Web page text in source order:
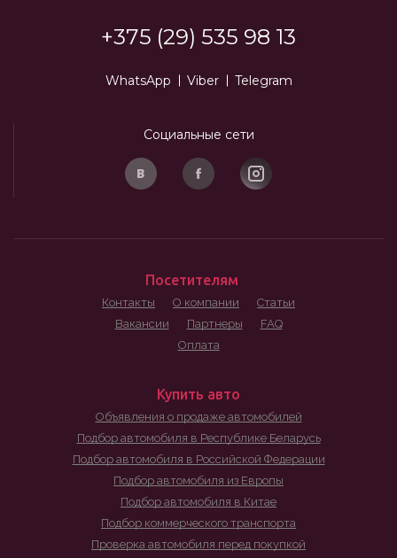
+375 (29) 535 98 13
WhatsApp Viber Telegram
Социальные сети
Посетителям
Контакты О компании
Статьи
Вакансии
Партнеры
FAQ
Оплата
Купить авто
Объявления о продаже автомобилей
Подбор автомобиля в Республике Беларусь
Подбор автомобиля в Российской Федерации
Подбор автомобиля из Европы
Подбор автомобиля в Китае
Подбор коммерческого транспорта
Проверка автомобиля перед покупкой